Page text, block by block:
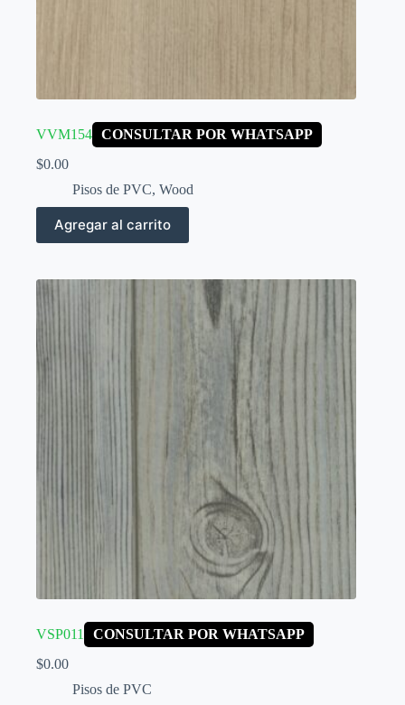
VVM154 CONSULTAR POR WHATSAPP
$0.00
Pisos de PVC, Wood
Agregar al carrito
VSP011
CONSULTAR POR WHATSAPP
$0.00
Pisos de PVC